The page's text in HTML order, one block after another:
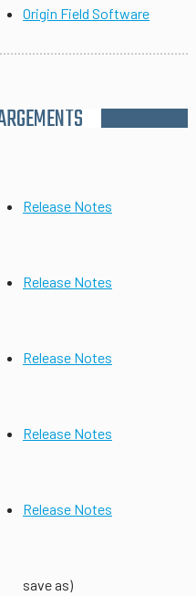
Origin Field Software
Release Notes
Release Notes
Release Notes
Release Notes
Release Notes
save as)